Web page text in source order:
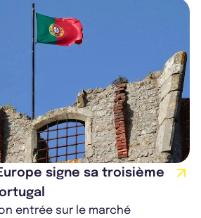
signe sa troisième
entrée sur le marché